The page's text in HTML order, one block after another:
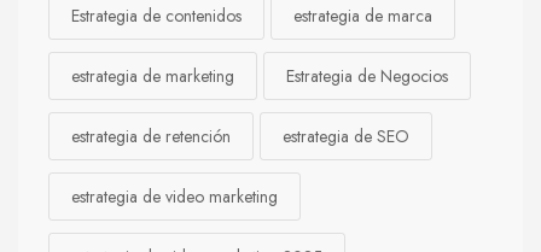
Estrategia de contenidos estrategia de marca
estrategia de marketing Estrategia de Negocios
estrategia de retención estrategia de SEO
estrategia de video marketing